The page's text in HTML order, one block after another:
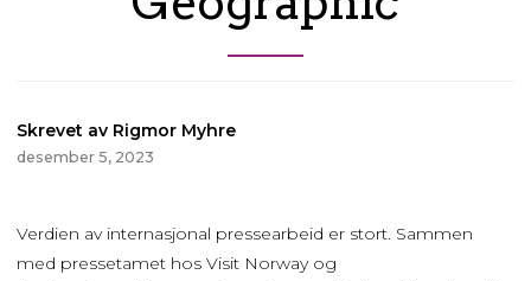
Skrevet av Rigmor Myhre
desember 5, 2023
Verdien av internasjonal pressearbeid er stort. Sammen
med pressetamet hos Visit Norway og